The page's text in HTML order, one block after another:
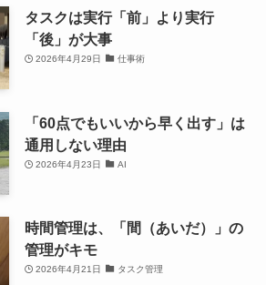
タスクは実行「前」より実行
「後」が大事
2026年4月29日 仕事術
「60点でもいいから早く出す」は
通用しない理由
2026年4月23日 AI
時間管理は、「間（あいだ）」の
管理がキモ
2026年4月21日 タスク管理